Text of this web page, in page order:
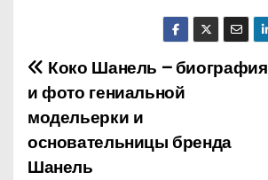
Н
а
в
Коко Шанель – биография
и фото гениальной
модельерки и
основательницы бренда
Шанель